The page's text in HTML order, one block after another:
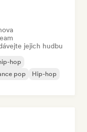
jejich hudbu
hop
pop
Hip-hop